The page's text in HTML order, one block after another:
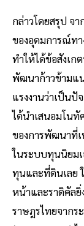
กล่าวโดยสรุป จ
ของอุดมการณ์ทา
ทำให้ได้ข้อสังเก
พัฒนาก้าวข้ามแ
แรงงานว่าเป็น
ได้นำเสนอมโน
ของการพัฒนาที่
ในระบบทุนนิยมเ
ทุนและที่ดินเลย
หน้าและราดิคัลยิ่
ราษฎรไทยจากร